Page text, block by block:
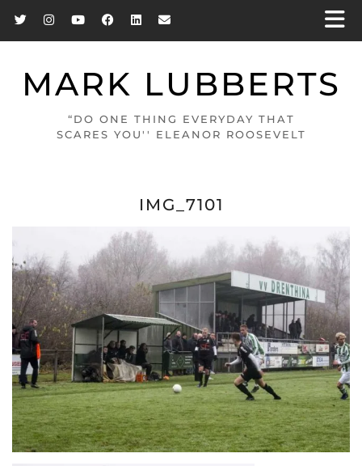
MARK LUBBERTS
“DO ONE THING EVERYDAY THAT
SCARES YOU'' ELEANOR ROOSEVELT
IMG_7101